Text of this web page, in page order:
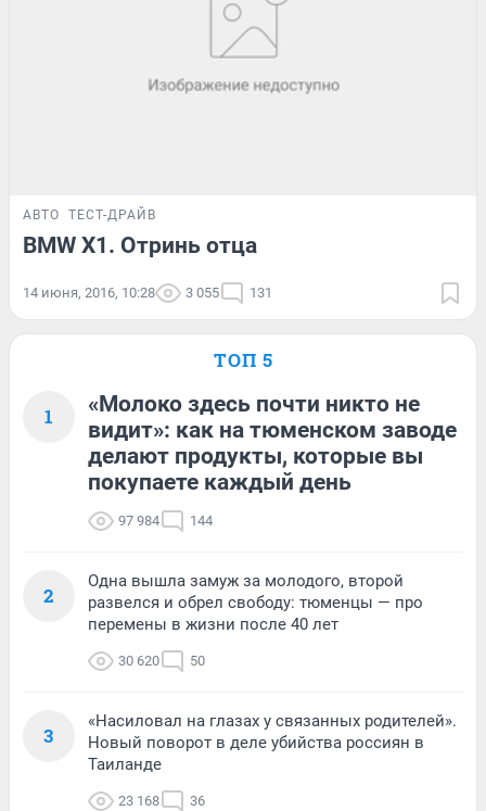
АВТО ТЕСТ-ДРАЙВ
BMW X1. Отринь отца
14 июня, 2016, 10:28 3 055 131
ТОП 5
1
«Молоко здесь почти никто не
видит»: как на тюменском заводе
делают продукты, которые вы
покупаете каждый день
97 984 144
2
Одна вышла замуж за молодого, второй
развелся и обрел свободу: тюменцы — про
перемены в жизни после 40 лет
30 620 50
3
«Насиловал на глазах у связанных родителей».
Новый поворот в деле убийства россиян в
Таиланде
23 168 36